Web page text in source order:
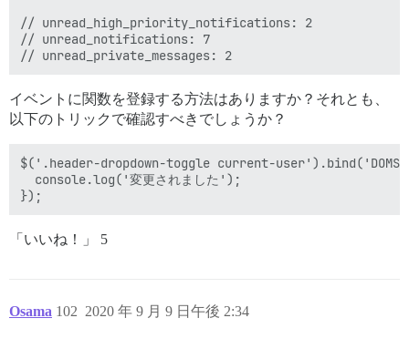
// unread_high_priority_notifications: 2
// unread_notifications: 7
イベントに関数を登録する方法はありますか？それとも、
以下のトリックで確認すべきでしょうか？
$('.header-dropdown-toggle current-
  console.log('変更されました');
「いいね！」 5
Osama 2020 年 9 月 9 日午後 2:34
102